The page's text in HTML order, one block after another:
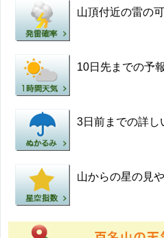
山頂付近の雷の
10日先までの予
3日前までの詳し
山からの星の見